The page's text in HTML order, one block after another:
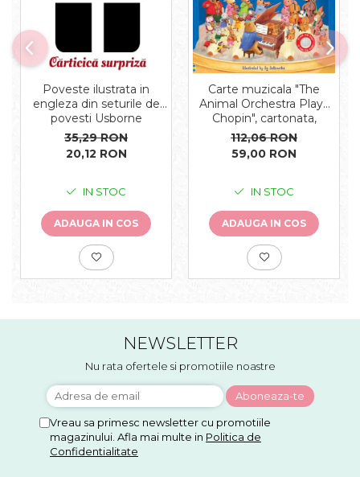
Poveste ilustrata in
engleza din seturile de
povesti Usborne
35,29 RON
20,12 RON
IN STOC
ADAUGA IN COS
Carte muzicala "The
Animal Orchestra Plays
Chopin", cartonata,
Usborne
112,06 RON
59,00 RON
IN STOC
ADAUGA IN COS
NEWSLETTER
Nu rata ofertele si promotiile noastre
Vreau sa primesc newsletter cu promotiile
magazinului. Afla mai multe in Politica de
Confidentialitate